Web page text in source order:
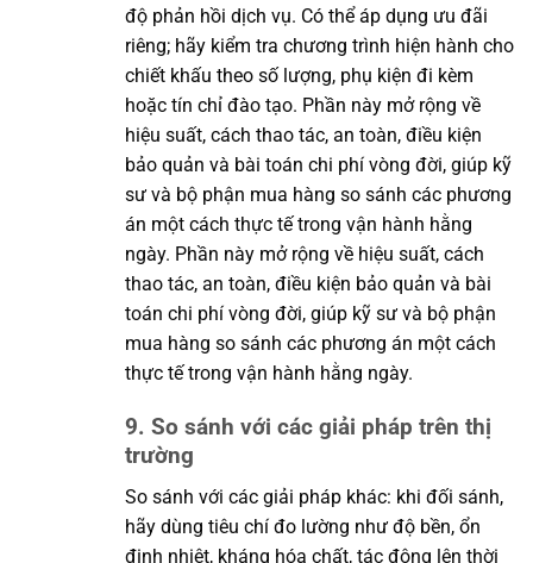
độ phản hồi dịch vụ. Có thể áp dụng ưu đãi
riêng; hãy kiểm tra chương trình hiện hành cho
chiết khấu theo số lượng, phụ kiện đi kèm
hoặc tín chỉ đào tạo. Phần này mở rộng về
hiệu suất, cách thao tác, an toàn, điều kiện
bảo quản và bài toán chi phí vòng đời, giúp kỹ
sư và bộ phận mua hàng so sánh các phương
án một cách thực tế trong vận hành hằng
ngày. Phần này mở rộng về hiệu suất, cách
thao tác, an toàn, điều kiện bảo quản và bài
toán chi phí vòng đời, giúp kỹ sư và bộ phận
mua hàng so sánh các phương án một cách
thực tế trong vận hành hằng ngày.
9. So sánh với các giải pháp trên thị
trường
So sánh với các giải pháp khác: khi đối sánh,
hãy dùng tiêu chí đo lường như độ bền, ổn
định nhiệt, kháng hóa chất, tác động lên thời